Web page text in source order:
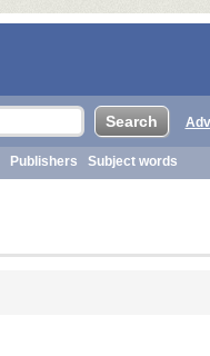
Publishers Subject words